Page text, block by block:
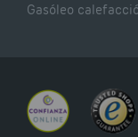
Gasóleo